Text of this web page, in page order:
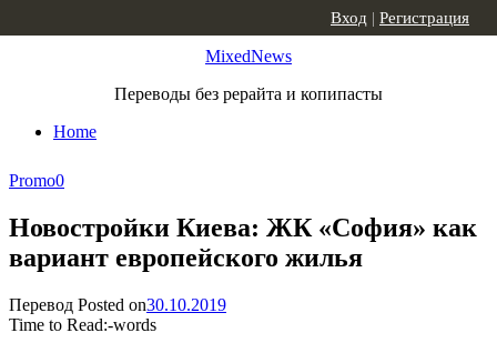
MixedNews
Переводы без рерайта и копипасты
Home
Вход | Регистрация
Promo0
Новостройки Киева: ЖК «София» как
вариант европейского жилья
Перевод Posted on30.10.2019
Time to Read:-words